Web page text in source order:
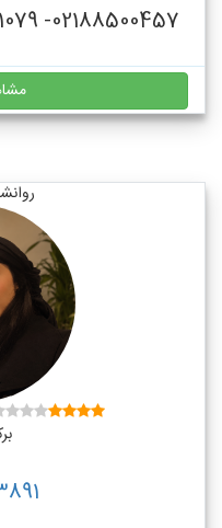
02188500457- 02188501079- 09336812687